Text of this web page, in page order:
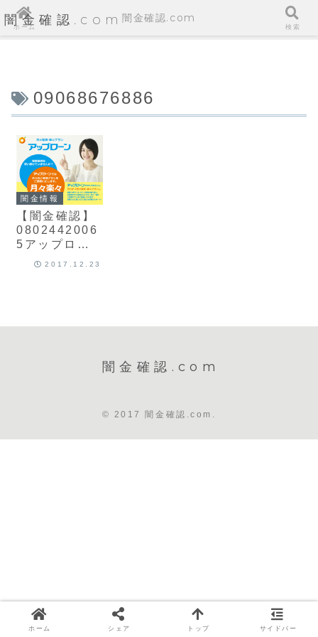
闇金確認.com
09068676886
闇金情報
【闇金確認】
0802442006
5アップロー
ンの情報2017.12.23
闇金確認.com
© 2017 闇金確認.com.
ホーム
闇金確認.com
検索
ホーム シェア トップ サイドバー